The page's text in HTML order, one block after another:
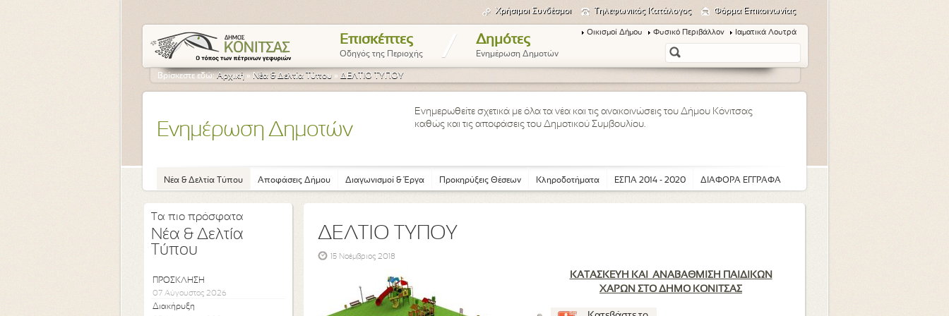
Χρήσιμοι Συνδέσμοι Τηλεφωνικός Κατάλογος Φόρμα Επικοινωνίας
Επισκέπτες
Οδηγός της Περιοχής / Δημότες
Ενημέρωση Δημοτών
Οικισμοί Δήμου Φυσικό Περιβάλλον Ιαματικά Λουτρά
Βρίσκεστε εδώ:Αρχική » Νέα & Δελτία Τύπου » ΔΕΛΤΙΟ ΤΥΠΟΥ
Ενημέρωση Δημοτών
Ενημερωθείτε σχετικά με όλα τα νέα και τις ανακοινώσεις του Δήμου Κόνιτσας
καθώς και τις αποφάσεις του Δημοτικού Συμβουλίου.
Νέα & Δελτία Τύπου Αποφάσεις Δήμου Διαγωνισμοί & Έργα Προκηρύξεις Θέσεων Κληροδοτήματα ΕΣΠΑ 2014 - 2020 ΔΙΑΦΟΡΑ ΕΓΓΡΑΦΑ
Τα πιο πρόσφατα
Νέα & Δελτία
Τύπου
ΠΡΟΣΚΛΗΣΗ
07 Αύγουστος 2026
Διακήρυξη
ΔΕΛΤΙΟ ΤΥΠΟΥ
15 Νοέμβριος 2018
ΚΑΤΑΣΚΕΥΗ ΚΑΙ ΑΝΑΒΑΘΜΙΣΗ ΠΑΙΔΙΚΩΝ
ΧΑΡΩΝ ΣΤΟ ΔΗΜΟ ΚΟΝΙΤΣΑΣ